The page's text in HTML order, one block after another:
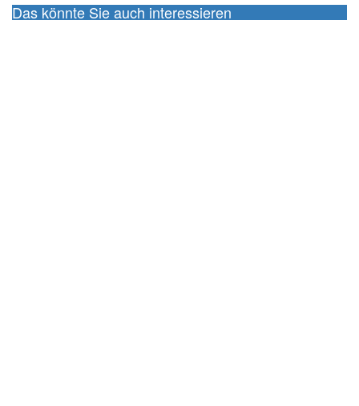
Das könnte Sie auch interessieren